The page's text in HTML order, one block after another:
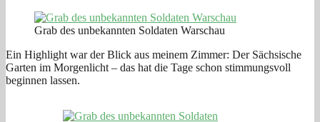
Grab des unbekannten Soldaten Warschau
Ein Highlight war der Blick aus meinem Zimmer: Der Sächsische
Garten im Morgenlicht – das hat die Tage schon stimmungsvoll
beginnen lassen.